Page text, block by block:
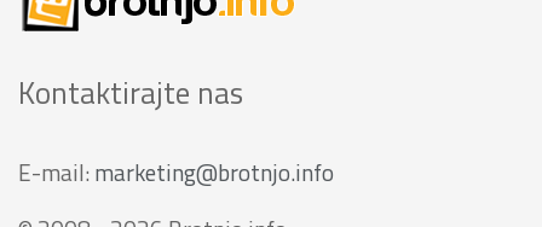
Kontaktirajte nas
E-mail: marketing@brotnjo.info